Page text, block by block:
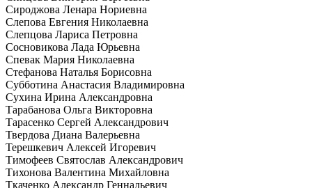
Сироджова Ленара Нориевна
Слепова Евгения Николаевна
Слепцова Лариса Петровна
Сосновикова Лада Юрьевна
Спевак Мария Николаевна
Стефанова Наталья Борисовна
Субботина Анастасия Владимировна
Сухина Ирина Александровна
Тарабанова Ольга Викторовна
Тарасенко Сергей Александрович
Твердова Диана Валерьевна
Терешкевич Алексей Игоревич
Тимофеев Святослав Александрович
Тихонова Валентина Михайловна
Ткаченко Александр Геннадьевич